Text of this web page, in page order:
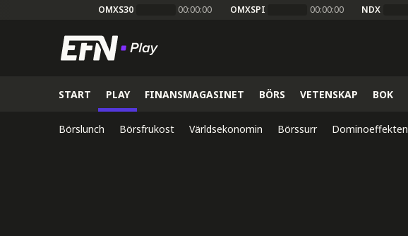
OMXS30 00:00:00 OMXSPI 00:00:00 NDX
START PLAY FINANSMAGASINET BÖRS VETENSKAP BOK
Börslunch Börsfrukost Världsekonomin Börssurr Dominoeffekten